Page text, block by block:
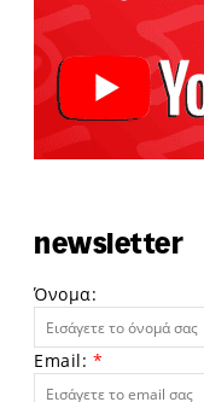
newsletter
Όνομα:
Email: *